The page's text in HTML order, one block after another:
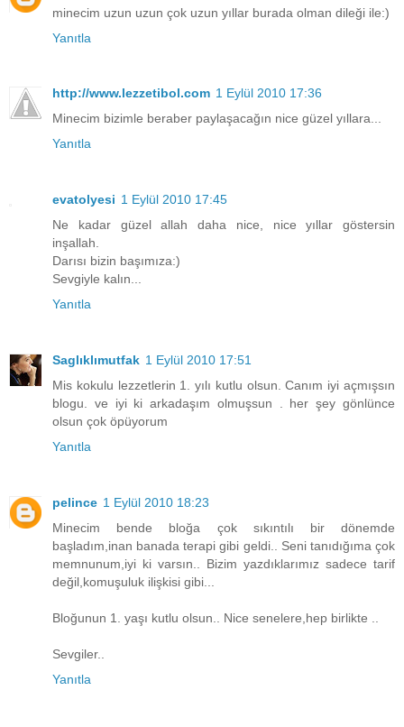
minecim uzun uzun çok uzun yıllar burada olman dileği ile:)
Yanıtla
http://www.lezzetibol.com 1 Eylül 2010 17:36
Minecim bizimle beraber paylaşacağın nice güzel yıllara...
Yanıtla
evatolyesi 1 Eylül 2010 17:45
Ne kadar güzel allah daha nice, nice yıllar göstersin
inşallah.
Darısı bizin başımıza:)
Sevgiyle kalın...
Yanıtla
Saglıklımutfak 1 Eylül 2010 17:51
Mis kokulu lezzetlerin 1. yılı kutlu olsun. Canım iyi açmışsın
blogu. ve iyi ki arkadaşım olmuşsun . her şey gönlünce
olsun çok öpüyorum
Yanıtla
pelince 1 Eylül 2010 18:23
Minecim bende bloğa çok sıkıntılı bir dönemde
başladım,inan banada terapi gibi geldi.. Seni tanıdığıma çok
memnunum,iyi ki varsın.. Bizim yazdıklarımız sadece tarif
değil,komuşuluk ilişkisi gibi...
Bloğunun 1. yaşı kutlu olsun.. Nice senelere,hep birlikte ..
Sevgiler..
Yanıtla